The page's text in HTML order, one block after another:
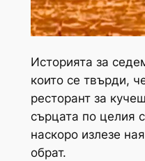
Историята за
които се твърди,
ресторант за
сърцата по целия
наскоро излезе
обрат.